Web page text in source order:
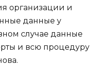
организации и
данные у
случае данные
и всю процедуру